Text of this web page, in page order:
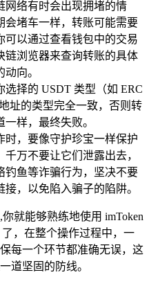
网络有时会出现拥堵的情
会堵车一样，转账可能需要
可以通过查看钱包中的交易
链浏览器来查询转账的具体
向。
选择的 USDT 类型（如 ERC
址的类型完全一致，否则转
样，最终失败。
时，要像守护珍宝一样保护
万不要让它们泄露出去，
钓鱼等诈骗行为，坚决不要
，以免陷入骗子的陷阱。
就能够熟练地使用 imToken
，在整个操作过程中，一
每一个环节都准确无误，这
道坚固的防线。